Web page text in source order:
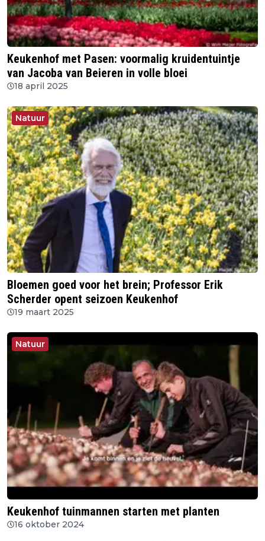
Keukenhof met Pasen: voormalig kruidentuintje
van Jacoba van Beieren in volle bloei
18 april 2025
Natuur
Bloemen goed voor het brein; Professor Erik
Scherder opent seizoen Keukenhof
19 maart 2025
Natuur
Keukenhof tuinmannen starten met planten
16 oktober 2024